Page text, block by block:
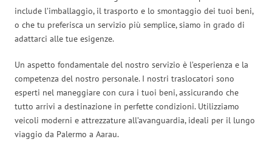
include l’imballaggio, il trasporto e lo smontaggio dei tuoi beni,
o che tu preferisca un servizio più semplice, siamo in grado di
adattarci alle tue esigenze.
Un aspetto fondamentale del nostro servizio è l’esperienza e la
competenza del nostro personale. I nostri traslocatori sono
esperti nel maneggiare con cura i tuoi beni, assicurando che
tutto arrivi a destinazione in perfette condizioni. Utilizziamo
veicoli moderni e attrezzature all’avanguardia, ideali per il lungo
viaggio da Palermo a Aarau.